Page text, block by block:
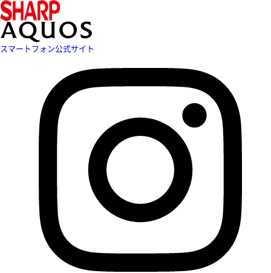
スマートフォン公式サイト